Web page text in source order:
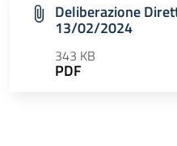
Deliberazione
13/02/2024
343 KB
PDF